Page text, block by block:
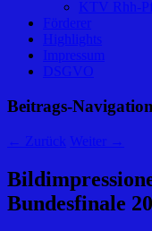
KTV Rhh-
Förderer
Highlights
Impressum
DSGVO
Beitrags-Navigation
← Zurück Weiter →
Bundesfinale